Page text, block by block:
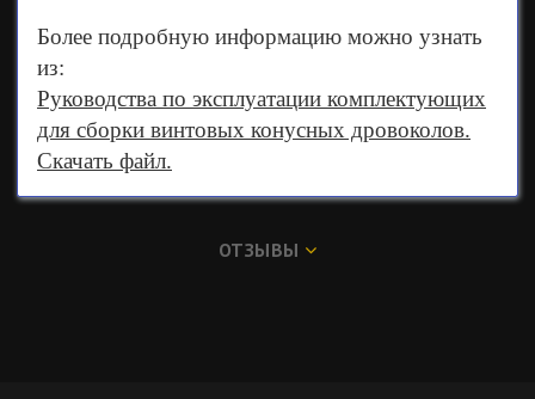
Более подробную информацию можно узнать
из:
Руководства по эксплуатации комплектующих
для сборки винтовых конусных дровоколов.
Скачать файл.
ОТЗЫВЫ